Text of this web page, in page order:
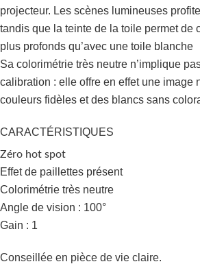
projecteur. Les scènes lumineuses
tandis que la teinte de la toile permet de
plus profonds qu’avec une toile blanche
Sa colorimétrie très neutre n’implique
calibration : elle offre en effet une image
couleurs fidèles et des blancs sans
CARACTÉRISTIQUES
Zéro hot spot
Effet de paillettes présent
Colorimétrie très neutre
Angle de vision : 100°
Gain : 1
Conseillée en pièce de vie claire.